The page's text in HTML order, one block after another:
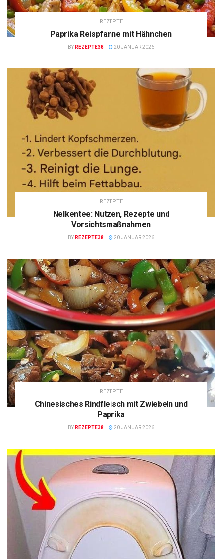
REZEPTE
Paprika Reispfanne mit Hähnchen
BY REZEPTE38 20 JANUAR 2026
REZEPTE
Nelkentee: Nutzen, Rezepte und
Vorsichtsmaßnahmen
BY REZEPTE38 20 JANUAR 2026
REZEPTE
Chinesisches Rindfleisch mit Zwiebeln und
Paprika
BY REZEPTE38 20 JANUAR 2026